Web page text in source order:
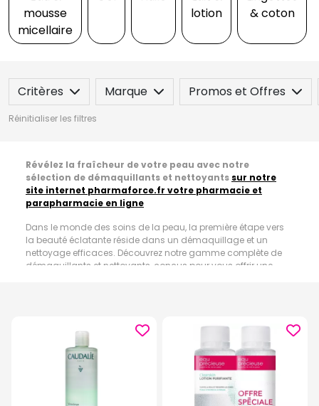
mousse
micellaire
lotion
& coton
Critères Marque Promos et Offres
Réinitialiser les filtres
Révélez la fraîcheur de votre peau avec notre
sélection de démaquillants et nettoyants sur notre
site internet pharmaforce.fr votre pharmacie et
parapharmacie en ligne
Dans le monde des soins de la peau, la première étape vers
la beauté éclatante réside dans un démaquillage et un
nettoyage efficaces. Découvrez notre gamme complète de
démaquillants et nettoyants, conçus pour vous offrir une
Laits démaquillants doux et efficaces :
Nos laits
démaquillants sont formulés pour enlever en douceur le
maquillage, même le plus tenace. Ces produits délicats
respectent l'équilibre naturel de votre peau tout en éliminant
efficacement les impuretés. Découvrez une variété d'options